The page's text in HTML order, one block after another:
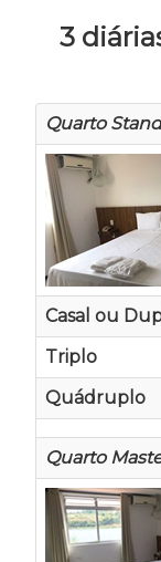
3
Quarto
Casal ou
Triplo
Quádruplo
Quarto